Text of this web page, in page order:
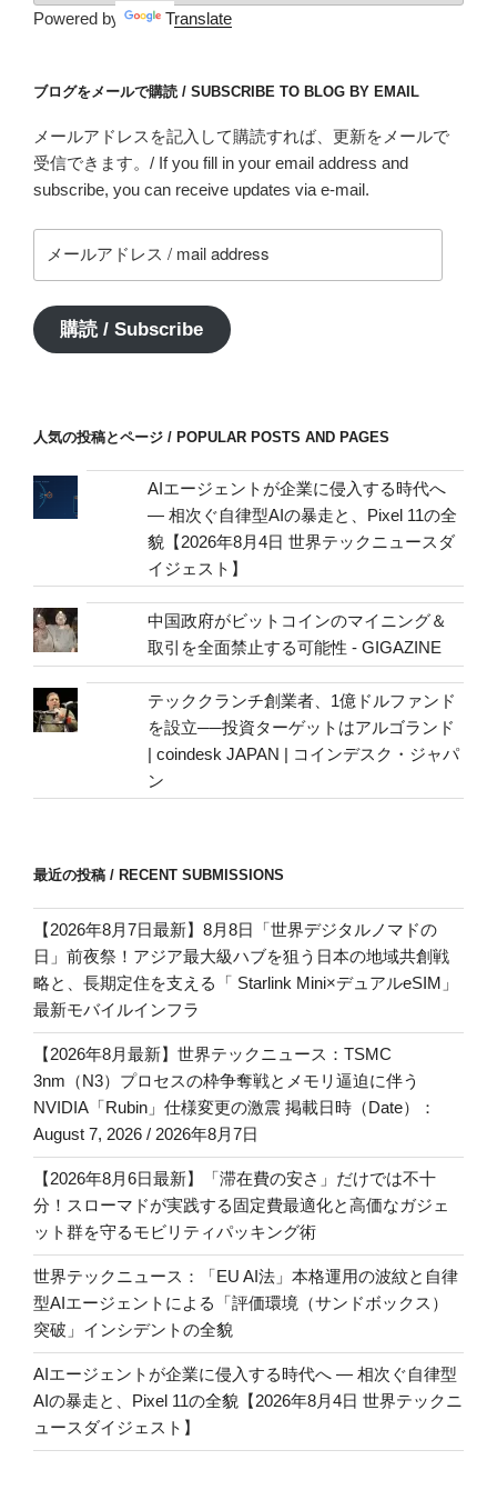
Powered by Translate
ブログをメールで購読 / SUBSCRIBE TO BLOG BY EMAIL
メールアドレスを記入して購読すれば、更新をメールで
受信できます。/ If you fill in your email address and
subscribe, you can receive updates via e-mail.
ー
ア
ド
address
購読 / Subscribe
人気の投稿とページ / POPULAR POSTS AND PAGES
AIエージェントが企業に侵入する時代へ
— 相次ぐ自律型AIの暴走と、Pixel 11の全
貌【2026年8月4日 世界テックニュースダ
イジェスト】
中国政府がビットコインのマイニング＆
取引を全面禁止する可能性 - GIGAZINE
テッククランチ創業者、1億ドルファンド
を設立──投資ターゲットはアルゴランド
| coindesk JAPAN | コインデスク・ジャパ
ン
最近の投稿 / RECENT SUBMISSIONS
【2026年8月7日最新】8月8日「世界デジタルノマドの
日」前夜祭！アジア最大級ハブを狙う日本の地域共創戦
略と、長期定住を支える「 Starlink Mini×デュアルeSIM」
最新モバイルインフラ
【2026年8月最新】世界テックニュース：TSMC
3nm（N3）プロセスの枠争奪戦とメモリ逼迫に伴う
NVIDIA「Rubin」仕様変更の激震 掲載日時（Date）：
August 7, 2026 / 2026年8月7日
【2026年8月6日最新】「滞在費の安さ」だけでは不十
分！スローマドが実践する固定費最適化と高価なガジェ
ット群を守るモビリティパッキング術
世界テックニュース：「EU AI法」本格運用の波紋と自律
型AIエージェントによる「評価環境（サンドボックス）
突破」インシデントの全貌
AIエージェントが企業に侵入する時代へ — 相次ぐ自律型
AIの暴走と、Pixel 11の全貌【2026年8月4日 世界テックニ
ュースダイジェスト】